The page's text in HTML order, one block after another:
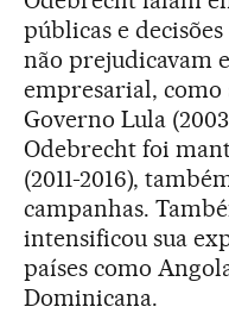
públicas e
não prejudicavam
empresarial, como
Governo Lula
Odebrecht foi
(2011-2016),
campanhas.
intensificou sua
países como
Dominicana.